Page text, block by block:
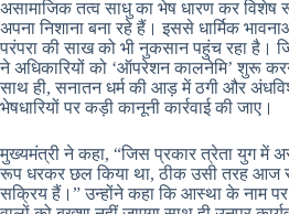
असामाजिक तत्व साधु का भेष धारण कर
अपना निशाना बना रहे हैं। इससे धार्मिक
परंपरा की साख को भी नुकसान पहुंच रहा है।
ने अधिकारियों को ‘ऑपरेशन कालनेमि’ शुरू
साथ ही, सनातन धर्म की आड़ में ठगी और
भेषधारियों पर कड़ी कानूनी कार्रवाई की जाए।
मुख्यमंत्री ने कहा, “जिस प्रकार त्रेता युग में
रूप धरकर छल किया था, ठीक उसी तरह आज
सक्रिय हैं।” उन्होंने कहा कि आस्था के नाम